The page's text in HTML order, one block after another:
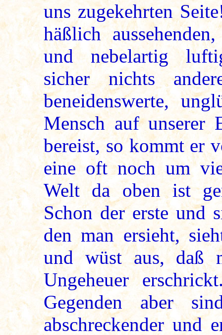
uns zugekehrten
häßlich
und nebelartig
sicher nichts
beneidenswerte,
Mensch auf unserer
bereist, so kommt er
eine oft noch um
Welt da oben ist
Schon der erste und
den man ersieht,
und wüst aus, daß
Ungeheuer
Gegenden aber
abschreckender und